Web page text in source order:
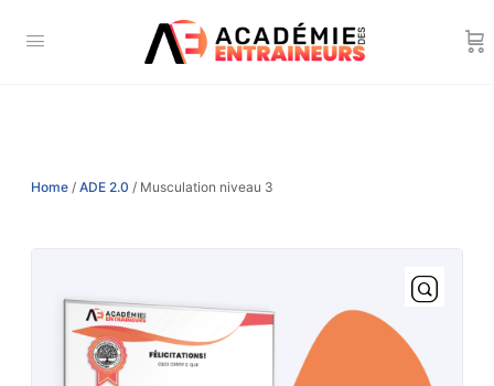
Home /ADE 2.0 / Musculation niveau 3